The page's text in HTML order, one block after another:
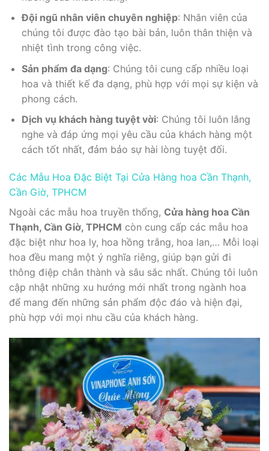
Đội ngũ nhân viên chuyên nghiệp: Nhân viên của
chúng tôi được đào tạo bài bản, luôn thân thiện và
nhiệt tình trong công việc.
Sản phẩm đa dạng: Chúng tôi cung cấp nhiều loại
hoa và thiết kế đa dạng, phù hợp với mọi sự kiện và
phong cách.
Dịch vụ khách hàng tuyệt vời: Chúng tôi luôn lắng
nghe và đáp ứng mọi yêu cầu của khách hàng một
cách tốt nhất, đảm bảo sự hài lòng tuyệt đối.
Các Mẫu Hoa Đặc Biệt Tại Cửa Hàng hoa Cần Thạnh,
Cần Giờ, TPHCM
Ngoài các mẫu hoa truyền thống, Cửa hàng hoa Cần
Thạnh, Cần Giờ, TPHCM còn cung cấp các mẫu hoa
đặc biệt như hoa ly, hoa hồng trắng, hoa lan,… Mỗi loại
hoa đều mang một ý nghĩa riêng, giúp bạn gửi đi
thông điệp chân thành và sâu sắc nhất. Chúng tôi luôn
cập nhật những xu hướng mới nhất trong ngành hoa
để mang đến những sản phẩm độc đáo và hiện đại,
phù hợp với mọi nhu cầu của khách hàng.